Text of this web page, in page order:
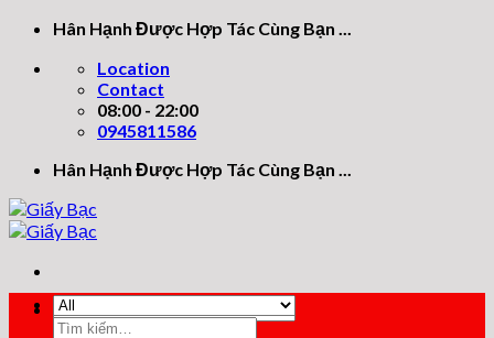
Skip
content
Hân Hạnh Được Hợp Tác Cùng Bạn ...
Location
Contact
08:00 - 22:00
0945811586
Hân Hạnh Được Hợp Tác Cùng Bạn ...
Tìm
Tìm